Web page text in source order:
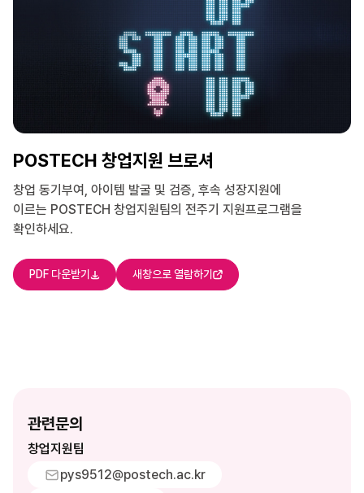
POSTECH 창업지원 브로셔
창업 동기부여, 아이템 발굴 및 검증, 후속 성장지원에
이르는 POSTECH 창업지원팀의 전주기 지원프로그램을
확인하세요.
PDF 다운받기 새창으로 열람하기
관련문의
창업지원팀
pys9512@postech.ac.kr